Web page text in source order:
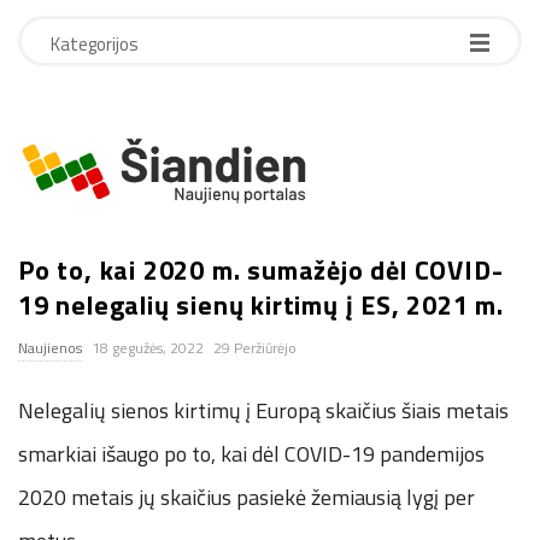
Kategorijos
S
a
n
d
i
Po to, kai 2020 m. sumažėjo dėl COVID-
19 nelegalių sienų kirtimų į ES, 2021 m.
Naujienos 18 gegužės, 2022 29 Peržiūrėjo
Nelegalių sienos kirtimų į Europą skaičius šiais metais
smarkiai išaugo po to, kai dėl COVID-19 pandemijos
2020 metais jų skaičius pasiekė žemiausią lygį per